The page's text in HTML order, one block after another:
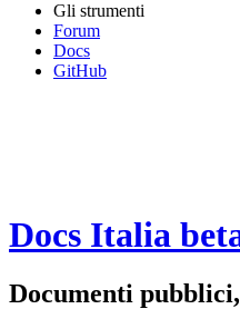
Gli strumenti
Forum
Docs
GitHub
Docs Italia
Documenti